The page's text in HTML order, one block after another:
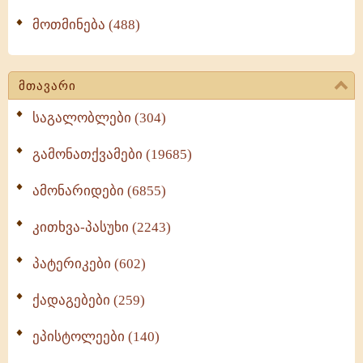
მოთმინება (488)
მთავარი
საგალობლები (304)
გამონათქვამები (19685)
ამონარიდები (6855)
კითხვა-პასუხი (2243)
პატერიკები (602)
ქადაგებები (259)
ეპისტოლეები (140)